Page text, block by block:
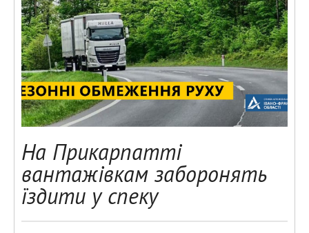
На Прикарпатті
вантажівкам заборонять
їздити у спеку